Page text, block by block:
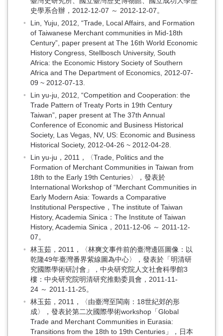
史學系合辦，2012-12-07 ～ 2012-12-07。
Lin, Yuju, 2012, “Trade, Local Affairs, and Formation
of Taiwanese Merchant communities in Mid-18th
Century”, paper present at The 16th World Economic
History Congress, Stellbosch University, South
Africa: the Economic History Society of Southern
Africa and The Department of Economics, 2012-07-
09 ~ 2012-07-13.
Lin yu-ju, 2012, “Competition and Cooperation: the
Trade Pattern of Treaty Ports in 19th Century
Taiwan”, paper present at The 37th Annual
Conference of Economic and Business Historical
Society, Las Vegas, NV, US: Economic and Business
Historical Society, 2012-04-26 ~ 2012-04-28.
Lin yu-ju，2011，〈Trade, Politics and the
Formation of Merchant Communities in Taiwan from
18th to the Early 19th Centuries〉，發表於
International Workshop of “Merchant Communities in
Early Modern Asia: Towards a Comparative
Institutional Perspective，The institute of Taiwan
History, Academia Sinica：The Institute of Taiwan
History, Academia Sinica，2011-12-06 ～ 2011-12-
07。
林玉茹，2011，〈林爽文事件前的臺灣邊區圖像：以
乾隆49年臺灣番界紫線圖為中心〉，發表於「明清研
究國際學術研討會」，中央研究院人文社會科學館3
樓：中央研究院明清研究推動委員會，2011-11-
24 ～ 2011-11-25。
林玉茹，2011，〈由臺灣至閩南：18世紀郊的形
成〉，發表於第二次國際學術workshop「Global
Trade and Merchant Communities in Eurasia:
Transitions from the 18th to 19th Centuries」，日本